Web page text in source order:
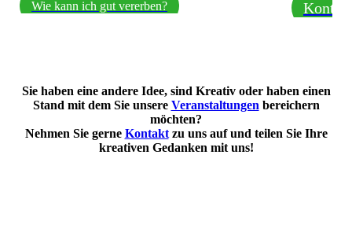
Wie kann ich gut vererben?
Sie haben eine andere Idee, sind Kreativ oder haben einen
Stand mit dem Sie unsere Veranstaltungen bereichern
möchten?
Nehmen Sie gerne Kontaktzu uns auf und teilen Sie Ihre
kreativen Gedanken mit uns!